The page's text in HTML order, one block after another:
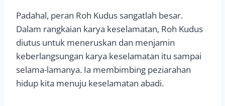
Padahal, peran Roh Kudus sangatlah besar.
Dalam rangkaian karya keselamatan, Roh Kudus
diutus untuk meneruskan dan menjamin
keberlangsungan karya keselamatan itu sampai
selama-lamanya. Ia membimbing peziarahan
hidup kita menuju keselamatan abadi.